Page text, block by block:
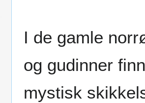
I de gamle
og gudinner
mystisk